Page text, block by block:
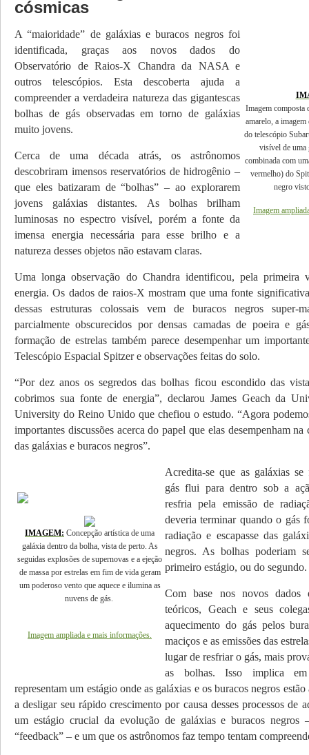
cósmicas
Imagem composta
amarelo, a
do telescópio
visível de uma
combinada com
vermelho) do
negro
Imagem
A “maioridade” de galáxias e buracos negros foi
identificada, graças aos novos dados do
Observatório de Raios-X Chandra da NASA e
outros telescópios. Esta descoberta ajuda a
compreender a verdadeira natureza das gigan­tescas
bolhas de gás observadas em torno de galáxias
muito jovens.
Cerca de uma década atrás, os astrônomos
descobriram imensos reservatórios de hidro­gênio –
que eles batizaram de “bolhas” – ao explorarem
jovens galáxias distantes. As bo­lhas brilham
luminosas no espectro visível, po­rém a fonte da
imensa energia necessária para esse brilho e a
natureza desses objetos não es­­tavam claras.
Uma longa observação do Chandra identificou, pela primeira
energia. Os dados de raios-X mostram que uma fonte
dessas estru­turas colossais vem de buracos negros super-
parcialmente obscurecidos por densas camadas de poeira e
formação de estrelas também parece desempenhar um
Telescópio Espacial Spitzer e obser­vações feitas do solo.
“Por dez anos os segredos das bolhas ficou escondido das
cobrimos sua fonte de energia”, declarou James Geach da
University do Reino Unido que chefiou o estudo. “Agora
importantes discussões acerca do papel que elas desempenham
das galáxias e buracos negros”.
IMAGEM: Concepção artística de uma
galáxia dentro da bolha, vista de perto. As
seguidas explosões de supernovas e a ejeção
de massa por estrelas em fim de vida geram
um poderoso vento que aquece e ilumina as
nuvens de gás.
Imagem ampliada e mais informações.
Acredita-se que as galáxias
gás flui para dentro sob a
resfria pela emissão de
deveria terminar quando o gás
radiação e escapasse das
negros. As bolhas pode­riam
primeiro estágio, ou do segundo.
Com base nos novos dados
teóricos, Geach e seus
aquecimento do gás pelos
maciços e as emissões das
lugar de resfriar o gás, mais
as bolhas. Isso implica
representam um estágio on­de as galáxias e os buracos negros
a desligar seu rápido cres­ci­mento por causa desses processos de
um estágio crucial da evolução de galáxias e buracos negros
“feedback” – e um que os astrônomos faz tempo tentam